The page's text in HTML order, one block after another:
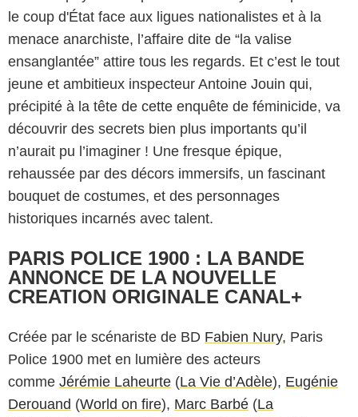
le coup d'État face aux ligues nationalistes et à la
menace anarchiste, l’affaire dite de “la valise
ensanglantée” attire tous les regards. Et c’est le tout
jeune et ambitieux inspecteur Antoine Jouin qui,
précipité à la tête de cette enquête de féminicide, va
découvrir des secrets bien plus importants qu’il
n’aurait pu l’imaginer ! Une fresque épique,
rehaussée par des décors immersifs, un fascinant
bouquet de costumes, et des personnages
historiques incarnés avec talent.
PARIS POLICE 1900 : LA BANDE
ANNONCE DE LA NOUVELLE
CREATION ORIGINALE CANAL+
Créée par le scénariste de BD Fabien Nury, Paris
Police 1900 met en lumière des acteurs
comme Jérémie Laheurte (La Vie d’Adèle), Eugénie
Derouand (World on fire), Marc Barbé (La